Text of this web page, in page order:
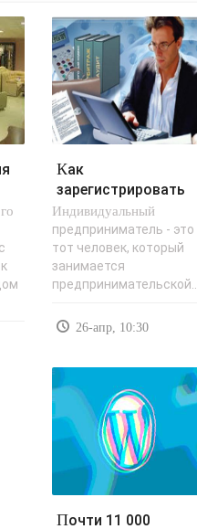
Как
зарегистрировать
ИП
самостоятельно
через интернет? -..
Индивидуальный
предприниматель - это
тот человек, который
занимается
предпринимательской..
26-апр, 10:30
Почти 11 000